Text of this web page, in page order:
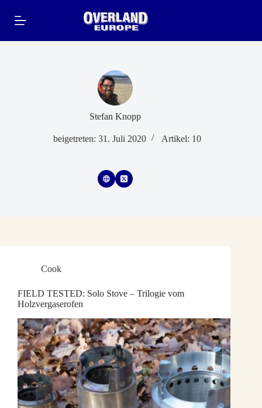
Inhalt
springen
Stefan Knopp
beigetreten: 31. Juli 2020 Artikel: 10
Cook
FIELD TESTED: Solo Stove – Trilogie vom
Holzvergaserofen